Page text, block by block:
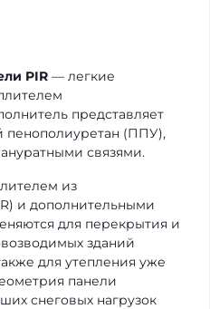
PIR — легкие
представляет
(ППУ),
связями.
из
и дополнительными
для перекрытия и
зданий
для утепления уже
панели
снеговых нагрузок